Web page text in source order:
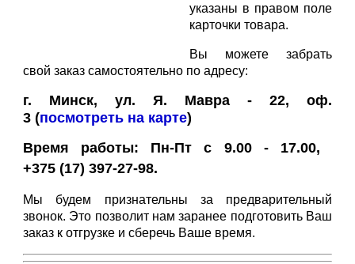
указаны в правом поле
карточки товара.
Вы можете забрать
свой заказ самостоятельно по адресу:
г. Минск, ул. Я. Мавра - 22, оф.
3 (посмотреть на карте)
Время работы: Пн-Пт с 9.00 - 17.00,
+375 (17) 397-27-98.
Мы будем признательны за предварительный
звонок. Это позволит нам заранее подготовить Ваш
заказ к отгрузке и сберечь Ваше время.